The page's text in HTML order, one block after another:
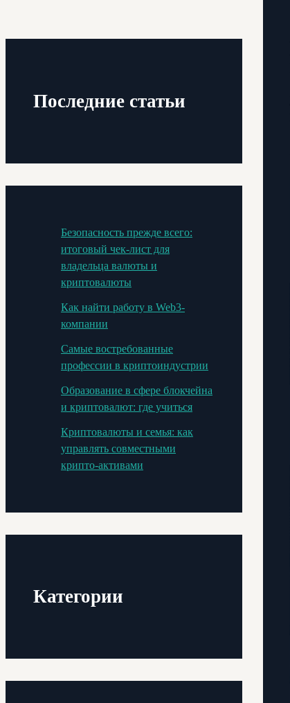
Последние статьи
Безопасность прежде всего:
итоговый чек-лист для
владельца валюты и
криптовалюты
Как найти работу в Web3-
компании
Самые востребованные
профессии в криптоиндустрии
Образование в сфере блокчейна
и криптовалют: где учиться
Криптовалюты и семья: как
управлять совместными
крипто-активами
Категории